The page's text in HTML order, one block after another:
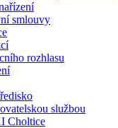
smlouvy
rozhlasu
službou
Choltice